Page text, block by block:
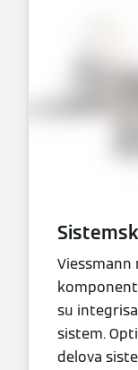
Viessmann
su
sistem.
delova